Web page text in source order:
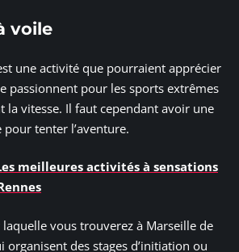
voile
une activité que pourraient apprécier
passionnent pour les sports extrêmes
la vitesse. Il faut cependant avoir une
tenter l’aventure.
meilleures activités à sensations
laquelle vous trouverez à Marseille de
organisent des stages d’initiation ou